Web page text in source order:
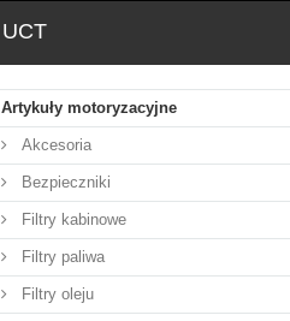
UCT
Artykuły motoryzacyjne
Akcesoria
Bezpieczniki
Filtry kabinowe
Filtry paliwa
Filtry oleju